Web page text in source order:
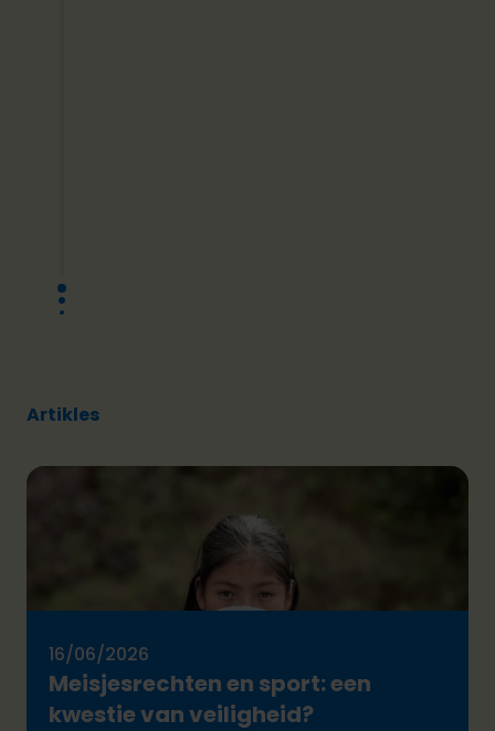
Artikles
16/06/2026
Meisjesrechten en sport: een
kwestie van veiligheid?